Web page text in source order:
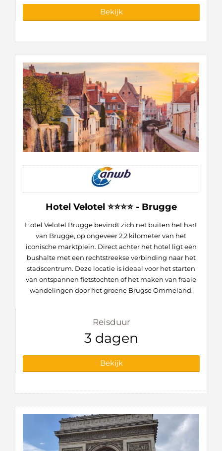
Bekijk
Hotel Velotel ⭐⭐⭐⭐ - Brugge
Hotel Velotel Brugge bevindt zich net buiten het hart
van Brugge, op ongeveer 2,2 kilometer van het
iconische marktplein. Direct achter het hotel ligt een
bushalte met een rechtstreekse verbinding naar het
stadscentrum. Deze locatie is ideaal voor het starten
van ontspannen fietstochten of het maken van fraaie
wandelingen door het groene Brugse Ommeland.
Reisduur
3 dagen
Bekijk